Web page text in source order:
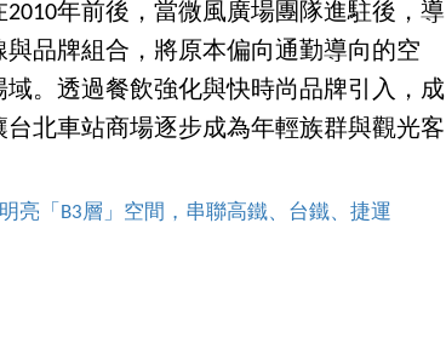
年前後，當微風廣場團隊進駐後，導
品牌組合，將原本偏向通勤導向的空
。透過餐飲強化與快時尚品牌引入，成
北車站商場逐步成為年輕族群與觀光客
亮「B3層」空間，串聯高鐵、台鐵、捷運